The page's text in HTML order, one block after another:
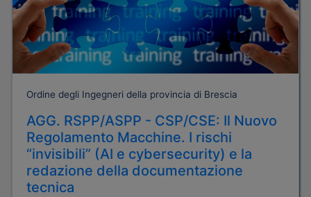
Ordine degli Ingegneri della provincia di Brescia
AGG. RSPP/ASPP - CSP/CSE: Il Nuovo
Regolamento Macchine. I rischi
“invisibili” (AI e cybersecurity) e la
redazione della documentazione
tecnica